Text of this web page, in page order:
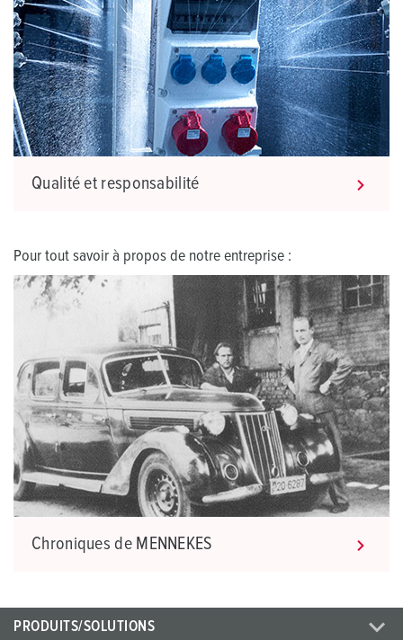
Qualité et responsabilité
Pour tout savoir à propos de notre entreprise :
Chroniques de MENNEKES
PRODUITS/SOLUTIONS